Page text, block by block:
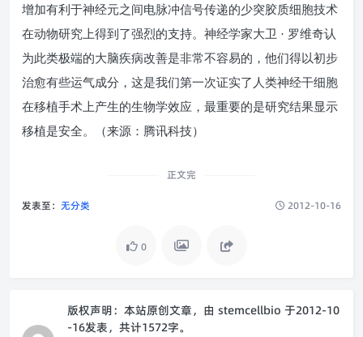
增加有利于神经元之间电脉冲信号传递的少突胶质细胞技术
在动物研究上得到了强烈的支持。神经学家大卫 · 罗维奇认
为此类极端的大脑疾病改善是非常不容易的，他们得以初步
治愈有些运气成分，这是我们第一次证实了人类神经干细胞
在移植手术上产生的生物学效应，最重要的是研究结果显示
移植是安全。（来源：腾讯科技）
正文完
发表至： 无分类 2012-10-16
0
版权声明： 本站原创文章，由 stemcellbio 于2012-10
-16发表，共计1572字。